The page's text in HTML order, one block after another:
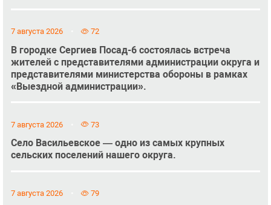
7 августа 2026 72
В городке Сергиев Посад-6 состоялась встреча
жителей с представителями администрации округа и
представителями министерства обороны в рамках
«Выездной администрации».
7 августа 2026 73
Село Васильевское — одно из самых крупных
сельских поселений нашего округа.
7 августа 2026 79